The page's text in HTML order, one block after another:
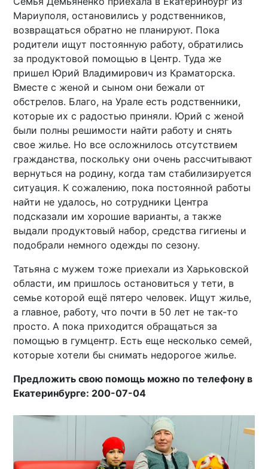
Мариуполя, остановились у родственников,
возвращаться обратно не планируют. Пока
родители ищут постоянную работу, обратились
за продуктовой помощью в Центр. Туда же
пришел Юрий Владимирович из Краматорска.
Вместе с женой и сыном они бежали от
обстрелов. Благо, на Урале есть родственники,
которые их с радостью приняли. Юрий с женой
были полны решимости найти работу и снять
свое жилье. Но все осложнилось отсутствием
гражданства, поскольку они очень рассчитывают
вернуться на родину, когда там стабилизируется
ситуация. К сожалению, пока постоянной работы
найти не удалось, но сотрудники Центра
подсказали им хорошие варианты, а также
выдали продуктовый набор, средства гигиены и
подобрали немного одежды по сезону.
Татьяна с мужем тоже приехали из Харьковской
области, им пришлось остановиться у тети, в
семье которой ещё пятеро человек. Ищут жилье,
а главное, работу, что почти в 50 лет не так-то
просто. А пока приходится обращаться за
помощью в гумцентр. Есть еще несколько семей,
которые хотели бы снимать недорогое жилье.
Предложить свою помощь можно по телефону в
Екатеринбурге: 200-07-04